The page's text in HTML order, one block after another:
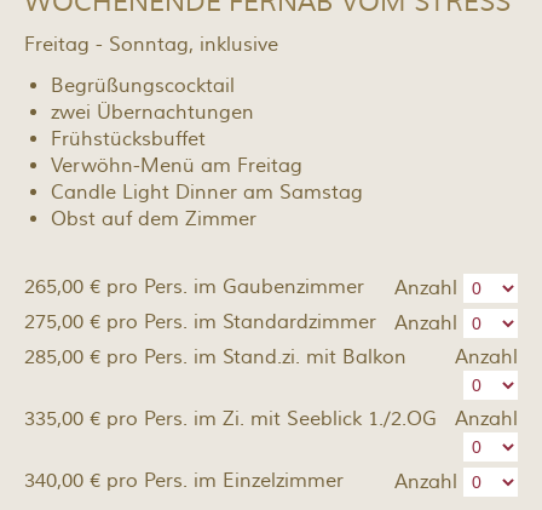
Freitag - Sonntag, inklusive
Begrüßungscocktail
zwei Übernachtungen
Frühstücksbuffet
Verwöhn-Menü am Freitag
Candle Light Dinner am Samstag
Obst auf dem Zimmer
265,00 € pro Pers. im Gaubenzimmer
Anzahl
275,00 € pro Pers. im Standardzimmer
Anzahl
285,00 € pro Pers. im Stand.zi. mit Balkon
Anzahl
335,00 € pro Pers. im Zi. mit Seeblick 1./2.OG Anzahl
340,00 € pro Pers. im Einzelzimmer Anzahl